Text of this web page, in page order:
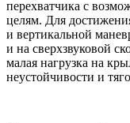
перехватчика с
целям. Для
и вертикальной
и на сверхзвуковой
малая нагрузка на
неустойчивости и